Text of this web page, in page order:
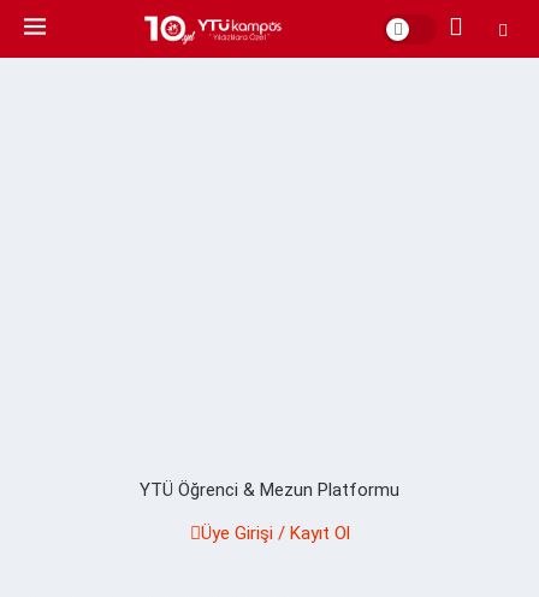
YTÜ Öğrenci & Mezun Platformu
Üye Girişi / Kayıt Ol